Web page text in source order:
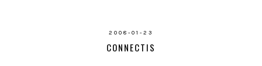
2008-01-23
CONNECTIS